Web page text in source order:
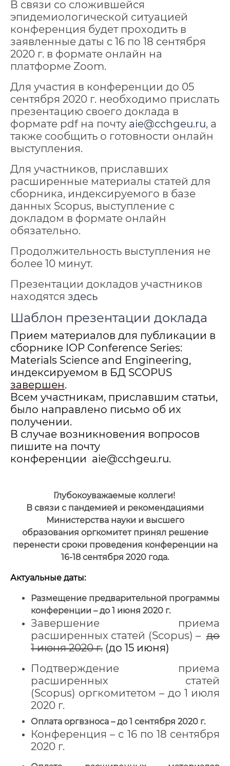
В связи со сложившейся
эпидемиологической ситуацией
конференция будет проходить в
заявленные даты с 16 по 18 сентября
2020 г. в формате онлайн на
платформе Zoom.
Для участия в конференции до 05
сентября 2020 г. необходимо прислать
презентацию своего доклада в
формате pdf на почту aie@cchgeu.ru, а
также сообщить о готовности онлайн
выступления.
Для участников, приславших
расширенные материалы статей для
сборника, индексируемого в базе
данных Scopus, выступление с
докладом в формате онлайн
обязательно.
Продолжительность выступления не
более 10 минут.
Презентации докладов участников
находятся здесь
Шаблон презентации доклада
Прием материалов для публикации в
сборнике IOP Conference Series:
Materials Science and Engineering,
индексируемом в БД SCOPUS
завершен.
Всем участникам, приславшим статьи,
было направлено письмо об их
получении.
В случае возникновения вопросов
пишите на почту
конференции aie@cchgeu.ru.
Глубокоуважаемые коллеги!
В связи с пандемией и рекомендациями
Министерства науки и высшего
образования оргкомитет принял решение
перенести сроки проведения конференции на
16-18 сентября 2020 года.
Актуальные даты:
Размещение предварительной программы
конференции – до 1 июня 2020 г.
Завершение приема
расширенных статей (Scopus) – до
1 июня 2020 г. (до 15 июня)
Подтверждение приема
расширенных статей
(Scopus) оргкомитетом – до 1 июля
2020 г.
Оплата оргвзноса – до 1 сентября 2020 г.
Конференция – с 16 по 18 сентября
2020 г.